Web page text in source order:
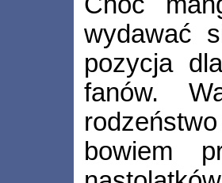
wydawać
pozycja
fanów.
bowiem